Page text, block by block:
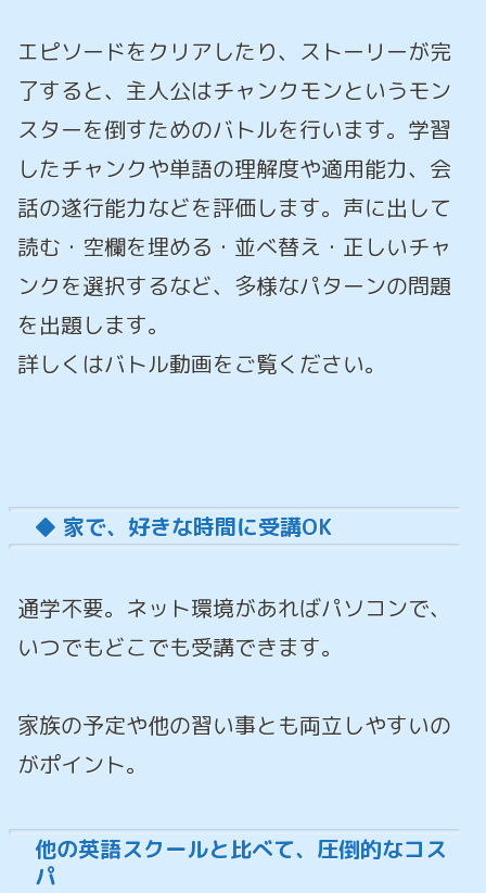
エピソードをクリアしたり、ストーリーが完
了すると、主人公はチャンクモンというモン
スターを倒すためのバトルを行います。学習
したチャンクや単語の理解度や適用能力、会
話の遂行能力などを評価します。声に出して
読む・空欄を埋める・並べ替え・正しいチャ
ンクを選択するなど、多様なパターンの問題
を出題します。
詳しくはバトル動画をご覧ください。
◆ 家で、好きな時間に受講OK
通学不要。ネット環境があればパソコンで、
いつでもどこでも受講できます。
家族の予定や他の習い事とも両立しやすいの
がポイント。
他の英語スクールと比べて、圧倒的なコス
パ